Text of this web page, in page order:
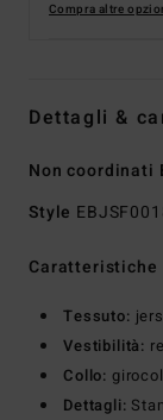
Compra altre
Dettagli &
Non coordinati
Style
Caratteristiche
Tessuto:
Vestibilità:
Collo:
Dettagli: